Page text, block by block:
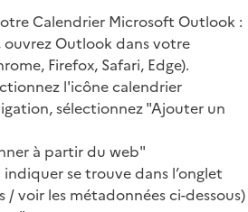
Calendrier Microsoft Outlook :
Outlook dans votre
Firefox, Safari, Edge).
l'icône calendrier
sélectionnez "Ajouter un
à partir du web"
indiquer se trouve dans l’onglet
/ voir les métadonnées ci-dessous)